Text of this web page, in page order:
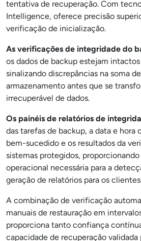
tentativa de recuperação. Com
Intelligence, oferece precisão
verificação de inicialização.
As verificações de integridade do
os dados de backup estejam
sinalizando discrepâncias na soma
armazenamento antes que se
irrecuperável de dados.
Os painéis de relatórios de
das tarefas de backup, a data e hora
bem-sucedido e os resultados da
sistemas protegidos,
operacional necessária para a
geração de relatórios para os
A combinação de verificação
manuais de restauração em
proporciona tanto confiança
capacidade de recuperação